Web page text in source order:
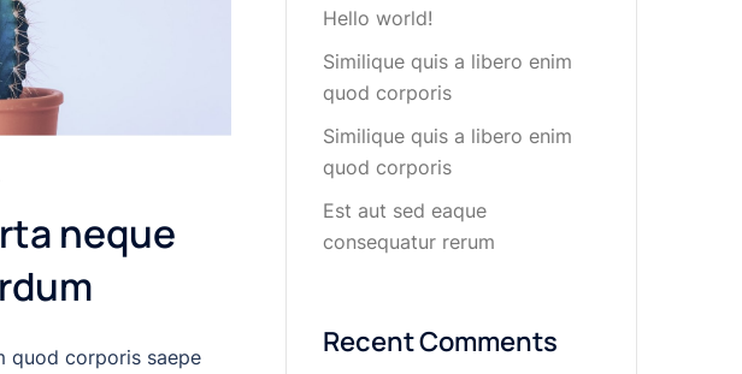
neque
quod corporis saepe
Hello world!
Similique quis a libero enim
quod corporis
Similique quis a libero enim
quod corporis
Est aut sed eaque
consequatur rerum
Recent Comments